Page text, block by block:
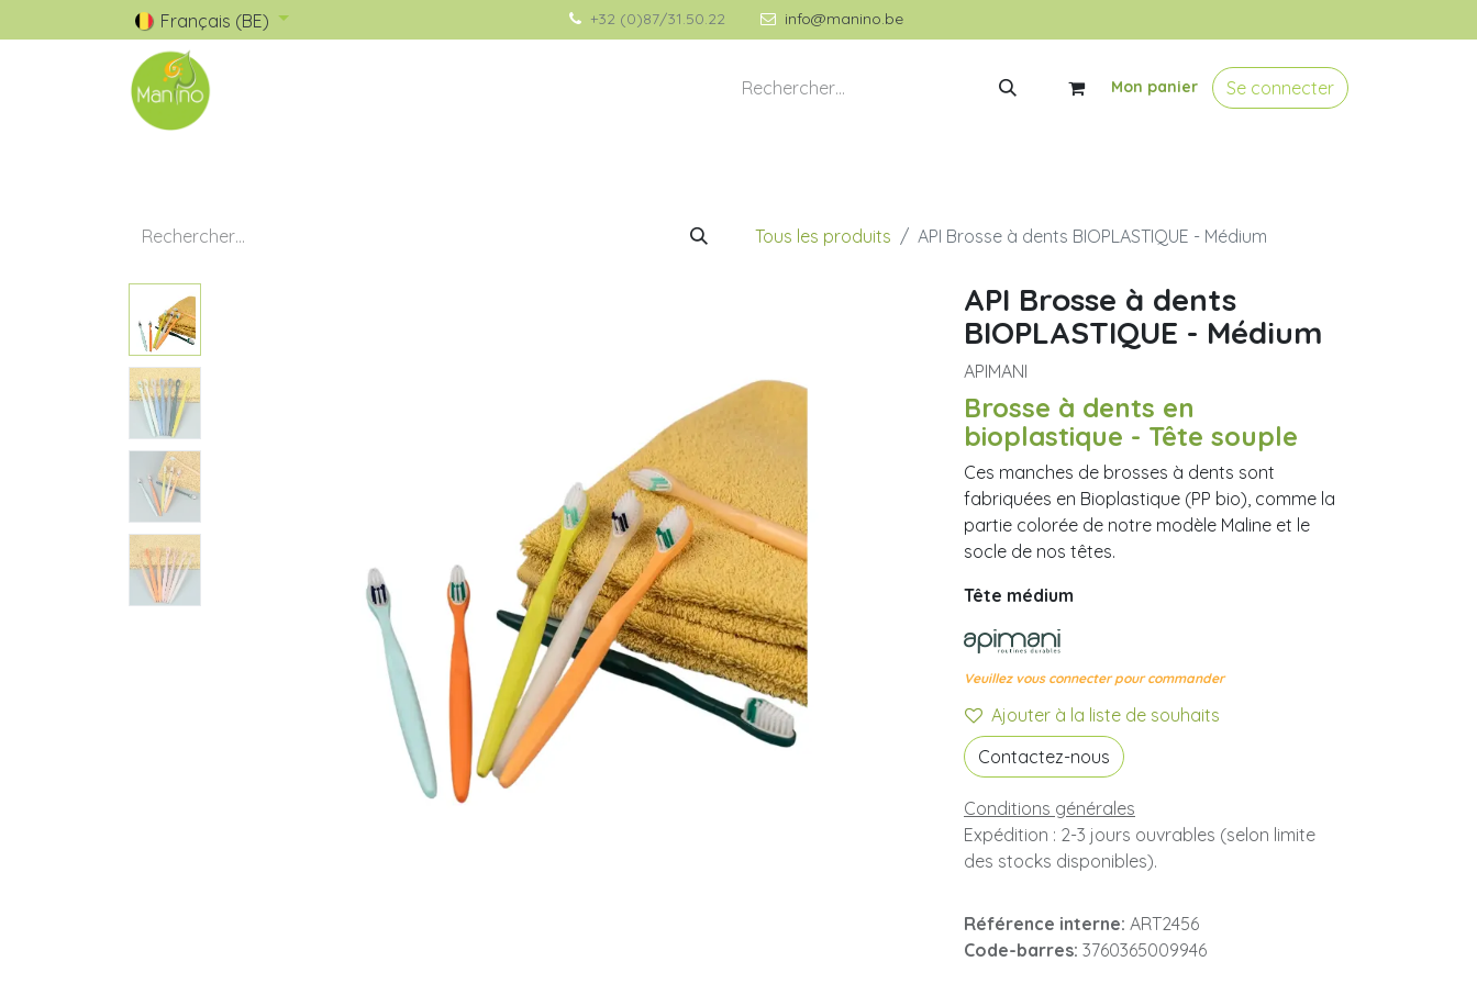
Français (BE) +32 (0)87/31.50.22 info@manino.be
Mon panier Se connecter
Tous les produits API Brosse à dents BIOPLASTIQUE - Médium
API Brosse à dents
BIOPLASTIQUE - Médium
APIMANI
Brosse à dents en
bioplastique - Tête souple
Ces manches de brosses à dents sont
fabriquées en Bioplastique (PP bio), comme la
partie colorée de notre modèle Maline et le
socle de nos têtes.
Tête médium
Veuillez vous connecter pour commander
Ajouter à la liste de souhaits
Contactez-nous
Conditions générales
Expédition : 2-3 jours ouvrables (selon limite
des stocks disponibles).
Référence interne: ART2456
Code-barres: 3760365009946